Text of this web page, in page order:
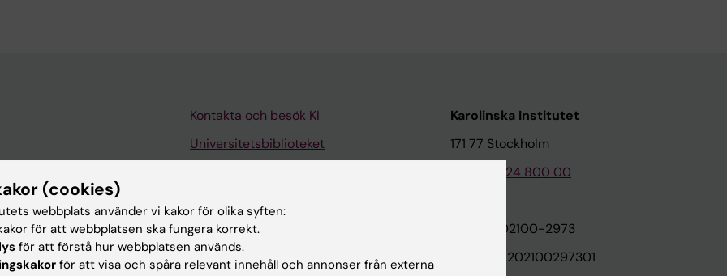
Kontakta och besök KI
Universitetsbiblioteket
Karolinska Institutet Innovation
Kontakta presstjänsten
Karolinska Institutet
171 77 Stockholm
Tel: 08-524 800 00
Org.nr: 202100-2973
VAT.nr: SE202100297301
(cookies)
webbplats använder vi kakor för olika syften:
för att webbplatsen ska fungera korrekt.
för att förstå hur webbplatsen används.
för att visa och spåra relevant innehåll och annonser från externa